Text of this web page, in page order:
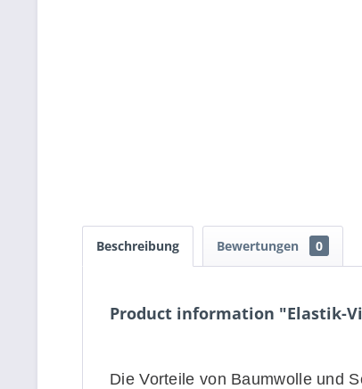
Beschreibung Bewertungen 0
Product information "Elastik-
Die Vorteile von Baumwolle und